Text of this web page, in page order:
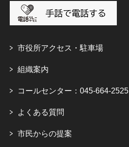
市役所アクセス・駐車場
組織案内
コールセンター：045-664-2525
よくある質問
市民からの提案